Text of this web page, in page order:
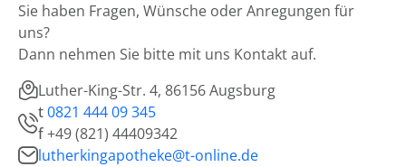
Sie haben Fragen, Wünsche oder Anregungen für
uns?
Dann nehmen Sie bitte mit uns Kontakt auf.
Luther-King-Str. 4, 86156 Augsburg
t0821 444 09 345
f+49 (821) 44409342
lutherkingapotheke@t-online.de